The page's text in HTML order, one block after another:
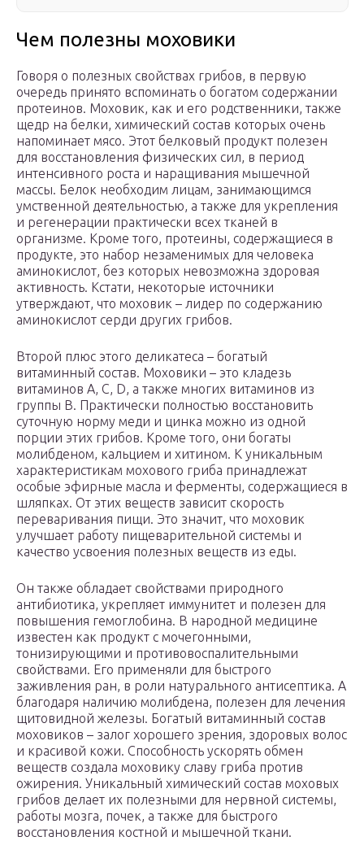
Чем полезны моховики
Говоря о полезных свойствах грибов, в первую
очередь принято вспоминать о богатом содержании
протеинов. Моховик, как и его родственники, также
щедр на белки, химический состав которых очень
напоминает мясо. Этот белковый продукт полезен
для восстановления физических сил, в период
интенсивного роста и наращивания мышечной
массы. Белок необходим лицам, занимающимся
умственной деятельностью, а также для укрепления
и регенерации практически всех тканей в
организме. Кроме того, протеины, содержащиеся в
продукте, это набор незаменимых для человека
аминокислот, без которых невозможна здоровая
активность. Кстати, некоторые источники
утверждают, что моховик – лидер по содержанию
аминокислот серди других грибов.
Второй плюс этого деликатеса – богатый
витаминный состав. Моховики – это кладезь
витаминов А, C, D, а также многих витаминов из
группы В. Практически полностью восстановить
суточную норму меди и цинка можно из одной
порции этих грибов. Кроме того, они богаты
молибденом, кальцием и хитином. К уникальным
характеристикам мохового гриба принадлежат
особые эфирные масла и ферменты, содержащиеся в
шляпках. От этих веществ зависит скорость
переваривания пищи. Это значит, что моховик
улучшает работу пищеварительной системы и
качество усвоения полезных веществ из еды.
Он также обладает свойствами природного
антибиотика, укрепляет иммунитет и полезен для
повышения гемоглобина. В народной медицине
известен как продукт с мочегонными,
тонизирующими и противовоспалительными
свойствами. Его применяли для быстрого
заживления ран, в роли натурального антисептика. А
благодаря наличию молибдена, полезен для лечения
щитовидной железы. Богатый витаминный состав
моховиков – залог хорошего зрения, здоровых волос
и красивой кожи. Способность ускорять обмен
веществ создала моховику славу гриба против
ожирения. Уникальный химический состав моховых
грибов делает их полезными для нервной системы,
работы мозга, почек, а также для быстрого
восстановления костной и мышечной ткани.